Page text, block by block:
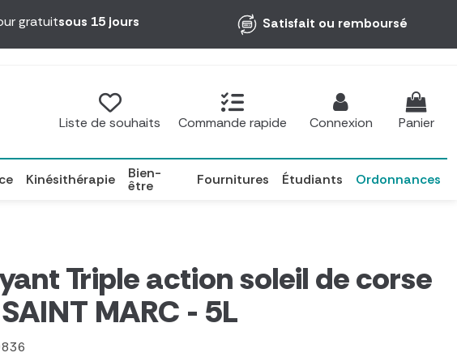
gratuitsous 15 jours Satisfait ou remboursé
Liste de souhaits Commande rapide Connexion Panier
Kinésithérapie Bien-
être Fournitures Étudiants Ordonnances
Triple action soleil de corse
MARC - 5L